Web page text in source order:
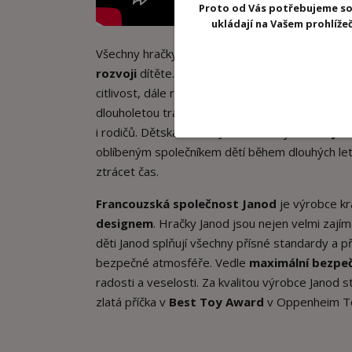
Všechny hračky Janod mají
rozvoji dítěte. Manipulací s hračkami Janod se
citlivost, dále rozvíjejí
a
dlouholetou tradici, přičemž se při výrobě
i rodičů. Dětská hračka Janod se díky svému
oblíbeným společníkem dětí během dlouhých
ztrácet čas.
Francouzská společnost Janod je výrobce
designem. Hračky Janod jsou nejen velmi
děti Janod splňují všechny přísné standardy a
bezpečné atmosféře. Vedle maximální
radosti a veselosti. Za kvalitou výrobce Janod
zlatá příčka v Best Toy Award v Oppenheim
Proto od Vás potřebujeme
ukládají na Vašem